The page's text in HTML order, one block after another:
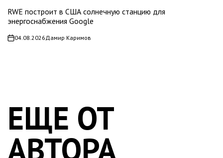
RWE построит в США солнечную станцию для
энергоснабжения Google
on04.08.2026 Дамир Каримов
ЕЩЕ ОТ
АВТОРА